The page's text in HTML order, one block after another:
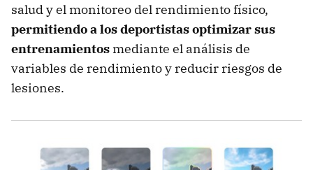
salud y el monitoreo del rendimiento físico,
permitiendo a los deportistas optimizar sus
entrenamientos mediante el análisis de
variables de rendimiento y reducir riesgos de
lesiones.